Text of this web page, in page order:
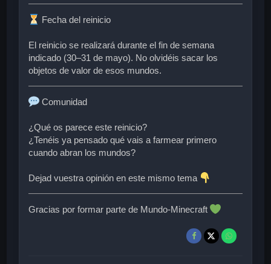
Fecha del reinicio
El reinicio se realizará durante el fin de semana
indicado (30–31 de mayo). No olvidéis sacar los
objetos de valor de esos mundos.
Comunidad
¿Qué os parece este reinicio?
¿Tenéis ya pensado qué vais a farmear primero
cuando abran los mundos?
Dejad vuestra opinión en este mismo tema
Gracias por formar parte de Mundo-Minecraft